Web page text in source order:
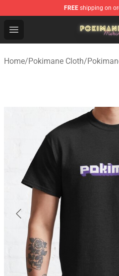
FREE shipping on
Open menu
Pokimane Store - Official
Home/Pokimane Cloth/